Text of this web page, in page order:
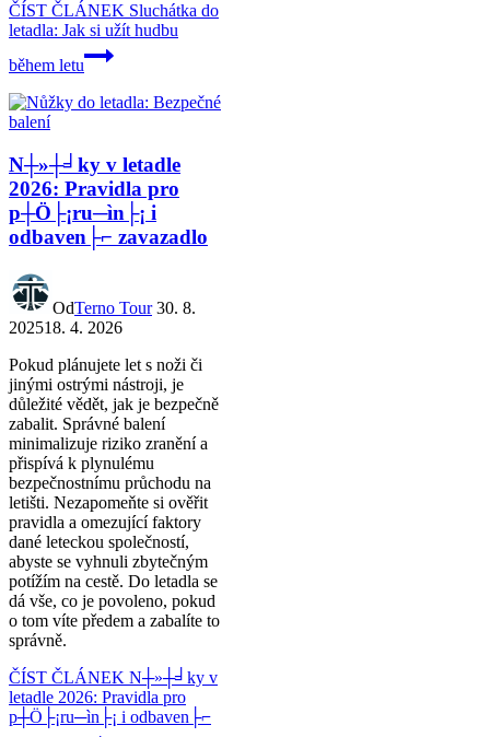
ČÍST ČLÁNEK Sluchátka do
letadla: Jak si užít hudbu
během letu
N┼»┼╛ky v letadle
2026: Pravidla pro
p┼Ö├¡ru─ìn├¡ i
odbaven├⌐ zavazadlo
OdTerno Tour 30. 8.
202518. 4. 2026
Pokud plánujete let s noži či
jinými ostrými nástroji, je
důležité vědět, jak je bezpečně
zabalit. Správné balení
minimalizuje riziko zranění a
přispívá k plynulému
bezpečnostnímu průchodu na
letišti. Nezapomeňte si ověřit
pravidla a omezující faktory
dané leteckou společností,
abyste se vyhnuli zbytečným
potížím na cestě. Do letadla se
dá vše, co je povoleno, pokud
o tom víte předem a zabalíte to
správně.
ČÍST ČLÁNEK N┼»┼╛ky v
letadle 2026: Pravidla pro
p┼Ö├¡ru─ìn├¡ i odbaven├⌐